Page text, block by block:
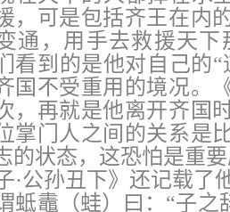
，可是包括齐王在内
通，用手去救援天
看到的是他对自己的
国不受重用的境况。
，再就是他离开齐国
掌门人之间的关系是
的状态，这恐怕是重
·公孙丑下》还记载
蚳鼃（蛙）曰：“子